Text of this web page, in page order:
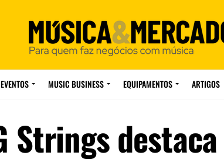
EVENTOS MUSIC BUSINESS EQUIPAMENTOS ARTIGOS
Strings